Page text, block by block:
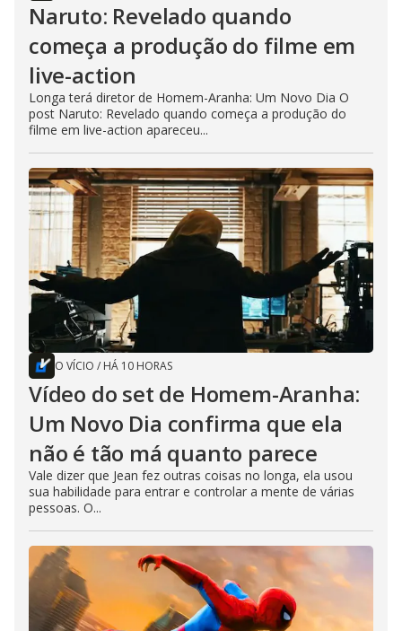
Naruto: Revelado quando
começa a produção do filme em
live-action
Longa terá diretor de Homem-Aranha: Um Novo Dia O
post Naruto: Revelado quando começa a produção do
filme em live-action apareceu...
O VÍCIO / HÁ 10 HORAS
Vídeo do set de Homem-Aranha:
Um Novo Dia confirma que ela
não é tão má quanto parece
Vale dizer que Jean fez outras coisas no longa, ela usou
sua habilidade para entrar e controlar a mente de várias
pessoas. O...